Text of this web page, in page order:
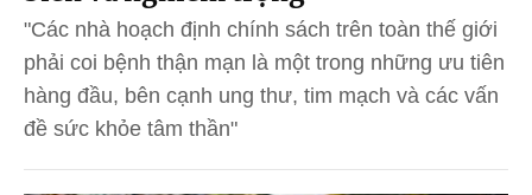
"Các nhà hoạch định chính sách trên toàn thế giới
phải coi bệnh thận mạn là một trong những ưu tiên
hàng đầu, bên cạnh ung thư, tim mạch và các vấn
đề sức khỏe tâm thần"